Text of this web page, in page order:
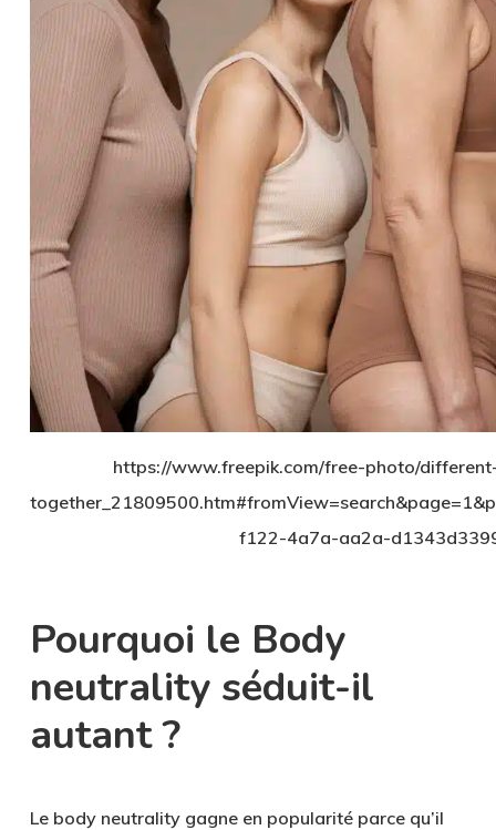
https://www.freepik.com/free-photo/
f122-4a7a-aa2a-
Pourquoi le Body
neutrality séduit-il
autant ?
Le body neutrality gagne en popularité parce qu’il